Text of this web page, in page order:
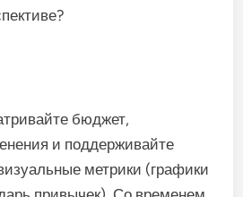
бюджет,
и поддерживайте
метрики (графики